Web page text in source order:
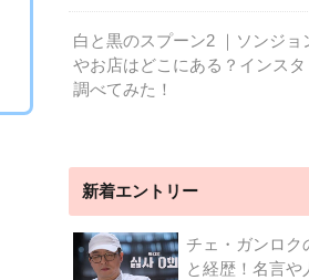
白と黒のスプーン2 ｜ソンジョ
やお店はどこにある？インス
調べてみた！
新着エントリー
チェ・ガンロク
と経歴！名言や